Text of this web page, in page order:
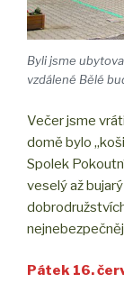
Byli jsme
vzdálené Bělé
Večer jsme
domě bylo
Spolek
veselý až
Pátek 16.